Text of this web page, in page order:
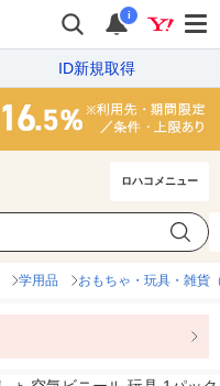
i
ID新規取得
ロハコメニュー
学用品 おもちゃ・玩具・雑貨